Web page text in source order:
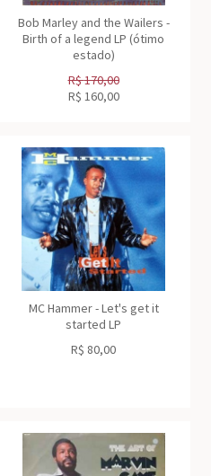
Bob Marley and the Wailers -
Birth of a legend LP (ótimo
estado)
R$170,00
R$ 160,00
MC Hammer - Let's get it
started LP
R$ 80,00